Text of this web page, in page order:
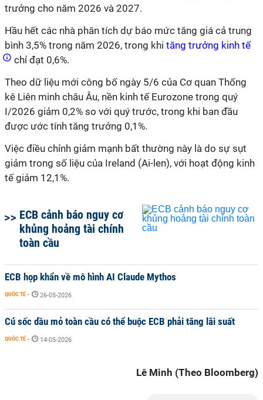
trưởng cho năm 2026 và 2027.
Hầu hết các nhà phân tích dự báo mức tăng giá cả trung
bình 3,5% trong năm 2026, trong khi tăng trưởng kinh tế
chỉ đạt 0,6%.
Theo dữ liệu mới công bố ngày 5/6 của Cơ quan Thống
kê Liên minh châu Âu, nền kinh tế Eurozone trong quý
I/2026 giảm 0,2% so với quý trước, trong khi ban đầu
được ước tính tăng trưởng 0,1%.
Việc điều chỉnh giảm mạnh bất thường này là do sự sụt
giảm trong số liệu của Ireland (Ai-len), với hoạt động kinh
tế giảm 12,1%.
ECB cảnh báo nguy cơ
khủng hoảng tài chính
toàn cầu
ECB họp khẩn về mô hình AI Claude Mythos
QUỐC TẾ - 26-05-2026
Cú sốc dầu mỏ toàn cầu có thể buộc ECB phải tăng lãi suất
QUỐC TẾ - 14-05-2026
Lê Minh (Theo Bloomberg)